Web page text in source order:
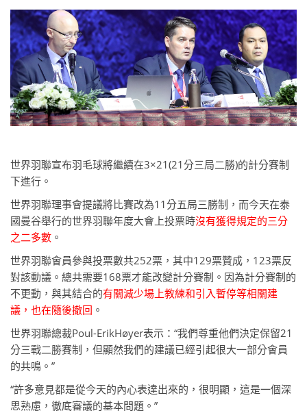
世界羽聯宣布羽毛球將繼續在3×21(21分三局二勝)的計分賽制
下進行。
世界羽聯理事會提議將比賽改為11分五局三勝制，而今天在泰
國曼谷舉行的世界羽聯年度大會上投票時沒有獲得規定的三分
之二多數 。
世界羽聯會員參與投票數共252票，其中129票贊成，123票反
對該動議。總共需要168票才能改變計分賽制。因為計分賽制的
不更動，與其結合的有關減少場上教練和引入暫停等相關建
議，也在隨後撤回 。
世界羽聯總裁Poul-ErikHøyer表示：“我們尊重他們決定保留21
分三戰二勝賽制，但顯然我們的建議已經引起很大一部分會員
的共鳴。”
“許多意見都是從今天的內心表達出來的，很明顯，這是一個深
思熟慮，徹底審議的基本問題。”